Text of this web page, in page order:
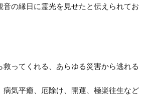
音の縁日に霊光を見せたと伝えられてお
救ってくれる、あらゆる災害から逃れる
病気平癒、厄除け、開運、極楽往生など